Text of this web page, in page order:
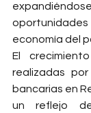
economía del
El
realizadas
bancarias en
un reflejo